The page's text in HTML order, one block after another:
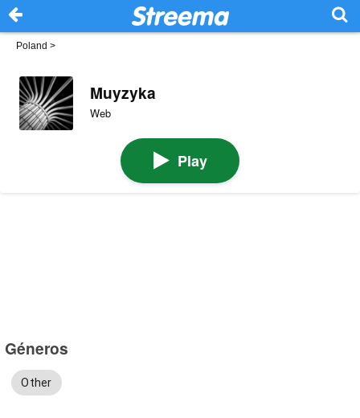
Poland >
Muyzyka
Web
Play
Géneros
Other